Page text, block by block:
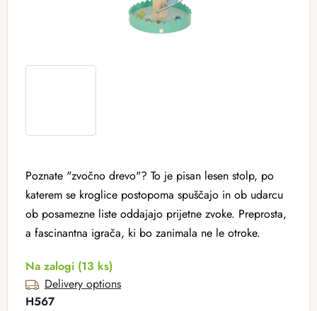
Poznate "zvočno drevo"? To je pisan lesen stolp, po
katerem se kroglice postopoma spuščajo in ob udarcu
ob posamezne liste oddajajo prijetne zvoke. Preprosta,
a fascinantna igrača, ki bo zanimala ne le otroke.
Na zalogi (13 ks)
Delivery options
H567